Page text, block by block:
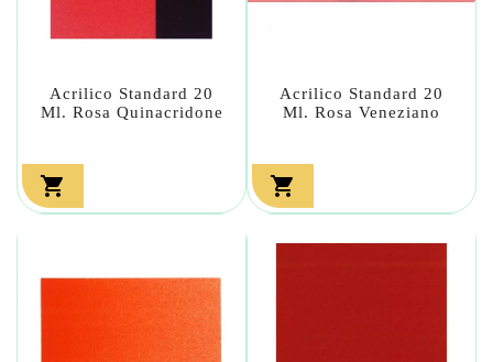
Acrilico Standard 20
Ml. Rosa Quinacridone

Acrilico Standard 20
Ml. Rosa Veneziano
